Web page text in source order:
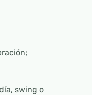
swing o